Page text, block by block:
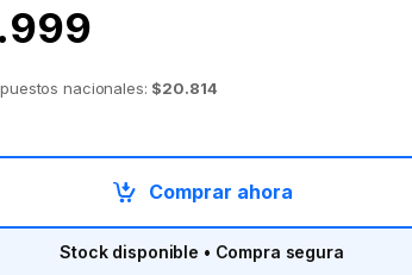
nacionales: $20.814
PHILCO CB9800PNP quantity
Comprar ahora
Stock disponible • Compra segura